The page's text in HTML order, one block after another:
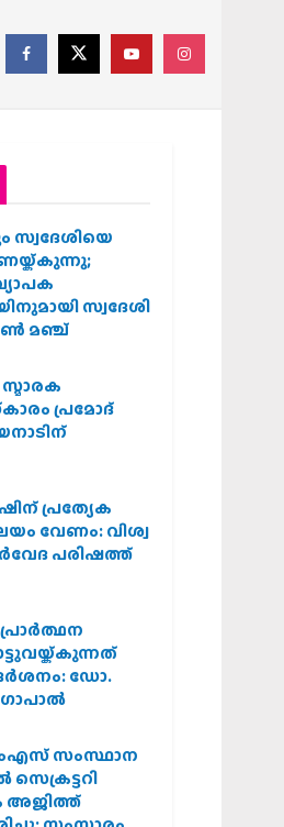
സ്വദേശിയെ
സ്വദേശി
മഞ്ച്
സ്മാരക
പ്രമോദ്
പ്രത്യേക
വേണം: വിശ്വ
പരിഷത്ത്
ഡോ.
സംസ്ഥാന
അജിത്ത്